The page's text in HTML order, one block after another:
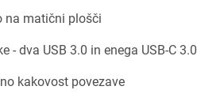
na matični plošči
- dva USB 3.0 in enega USB-C 3.0
kakovost povezave